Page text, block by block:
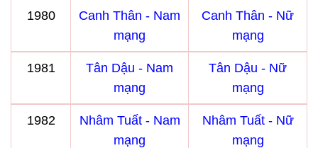
1980
Canh Thân - Nam
mạng
Canh Thân - Nữ
mạng
1981
Tân Dậu - Nam
mạng
Tân Dậu - Nữ
mạng
1982
Nhâm Tuất - Nam
mạng
Nhâm Tuất - Nữ
mạng